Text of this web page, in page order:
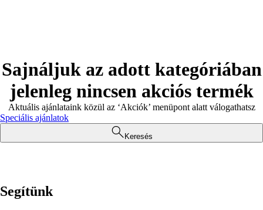
Sajnáljuk az adott kategóriában
jelenleg nincsen akciós termék
Aktuális ajánlataink közül az ‘Akciók’ menüpont alatt válogathatsz
Speciális ajánlatok
Keresés
Segítünk